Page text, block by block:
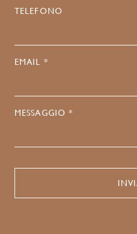
TELEFONO
EMAIL *
MESSAGGIO *